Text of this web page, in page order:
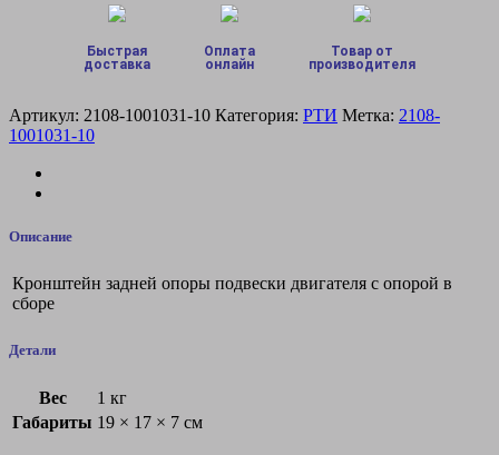
Быстрая
доставка
Оплата
онлайн
Товар от
производителя
Артикул: 2108-1001031-10 Категория: РТИ Метка: 2108-
1001031-10
Описание
Кронштейн задней опоры подвески двигателя с опорой в
сборе
Детали
Вес
1 кг
Габариты 19 × 17 × 7 см